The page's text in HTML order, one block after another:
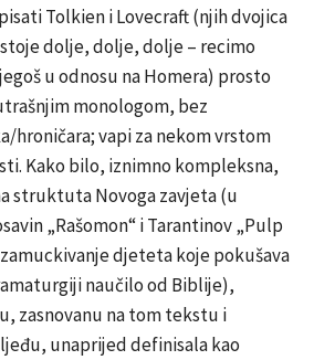
Tolkien i Lovecraft (njih dvojica
dolje, dolje, dolje – recimo
u odnosu na Homera) prosto
monologom, bez
hroničara; vapi za nekom vrstom
Kako bilo, iznimno kompleksna,
struktuta Novoga zavjeta (u
„Rašomon“ i Tarantinov „Pulp
djeteta koje pokušava
naučilo od Biblije),
zasnovanu na tom tekstu i
unaprijed definisala kao